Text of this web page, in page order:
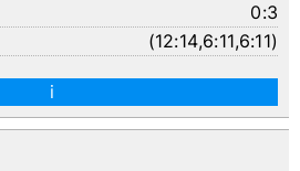
0:3
(12:14,6:11,6:11)
i